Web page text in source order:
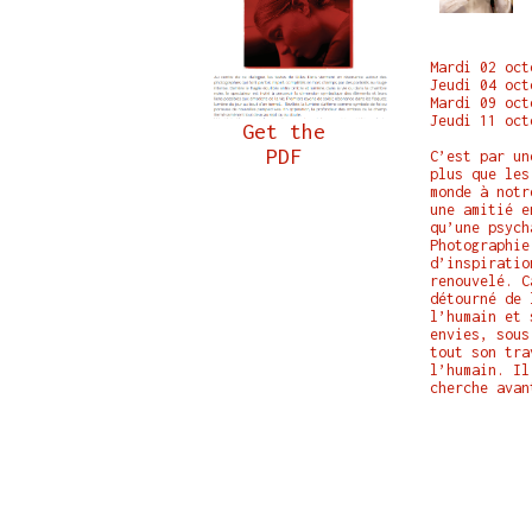
Get the
PDF
Mardi 02
Jeudi 04
Mardi 09
Jeudi 11
C’est par
plus que
monde à
une amitié
qu’une
renouvelé.
détourné
l’humain et
envies,
tout son
l’humain.
cherche